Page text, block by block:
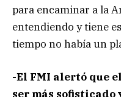
para encaminar a la
entendiendo y tiene
tiempo no había un
-El FMI alertó que
ser más